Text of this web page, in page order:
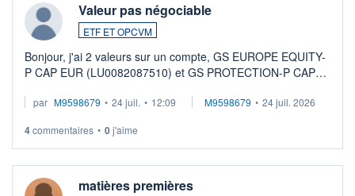
Valeur pas négociable
ETF ET OPCVM
Bonjour, j'ai 2 valeurs sur un compte, GS EUROPE EQUITY-
P CAP EUR (LU0082087510) et GS PROTECTION-P CAP
veux procéder à la vente, on me signale ...
par M9598679 • 24 juil. • 12:09 M9598679 • 24 juil. 2026
4commentaires • 0j'aime
matières premières